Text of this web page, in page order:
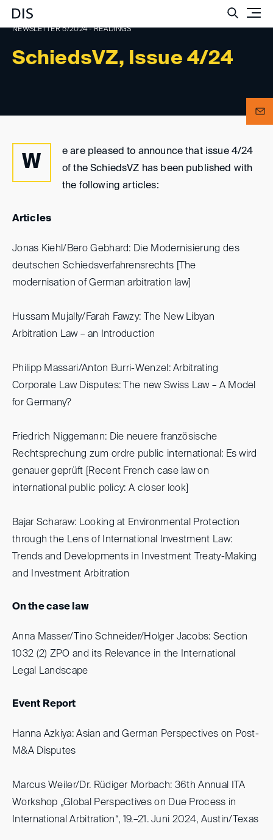
SchiedsVZ, Issue 4/24
NEWSLETTER 5/2024 - READINGS
W
e are pleased to announce that issue 4/24
of the SchiedsVZ has been published with
the following articles:
Articles
Jonas Kiehl/Bero Gebhard: Die Modernisierung des
deutschen Schiedsverfahrensrechts [The
modernisation of German arbitration law]
Hussam Mujally/Farah Fawzy: The New Libyan
Arbitration Law – an Introduction
Philipp Massari/Anton Burri-Wenzel: Arbitrating
Corporate Law Disputes: The new Swiss Law – A Model
for Germany?
Friedrich Niggemann: Die neuere französische
Rechtsprechung zum ordre public international: Es wird
genauer geprüft [Recent French case law on
international public policy: A closer look]
Bajar Scharaw: Looking at Environmental Protection
through the Lens of International Investment Law:
Trends and Developments in Investment Treaty-Making
and Investment Arbitration
On the case law
Anna Masser/Tino Schneider/Holger Jacobs: Section
1032 (2) ZPO and its Relevance in the International
Legal Landscape
Event Report
Hanna Azkiya: Asian and German Perspectives on Post-
M&A Disputes
Marcus Weiler/Dr. Rüdiger Morbach: 36th Annual ITA
Workshop „Global Perspectives on Due Process in
International Arbitration“, 19.–21. Juni 2024, Austin/Texas